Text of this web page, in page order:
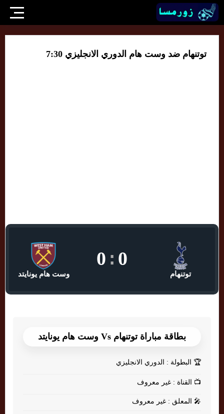
توتنهام ضد وست هام الدوري الانجليزي 7:30
توتنهام
0
:
0
وست هام يونايتد
بطاقة مباراة توتنهام Vs وست هام يونايتد
🏆 البطولة : الدوري الانجليزي
📺 القناة : غير معروف
🎤 المعلق : غير معروف